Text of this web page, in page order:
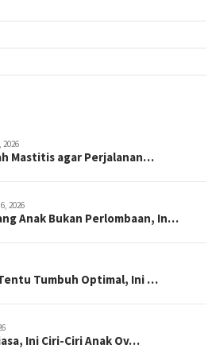
2026
Mastitis agar Perjalanan…
2026
Anak Bukan Perlombaan, In…
Tumbuh Optimal, Ini …
Ini Ciri-Ciri Anak Ov…